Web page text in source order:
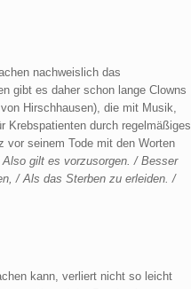
nachweislich das
gibt es daher schon lange Clowns
Hirschhausen), die mit Musik,
Krebspatienten durch regelmäßiges
vor seinem Tode mit den Worten
Also gilt es vorzusorgen. / Besser
/ Als das Sterben zu erleiden. /
kann, verliert nicht so leicht